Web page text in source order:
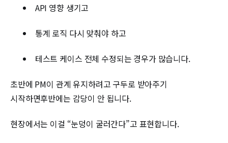
API 영향 생기고
통계 로직 다시 맞춰야 하고
테스트 케이스 전체 수정되는 경우가 많습니다.
초반에 PM이 관계 유지하려고 구두로 받아주기
시작하면후반에는 감당이 안 됩니다.
현장에서는 이걸 “눈덩이 굴러간다”고 표현합니다.